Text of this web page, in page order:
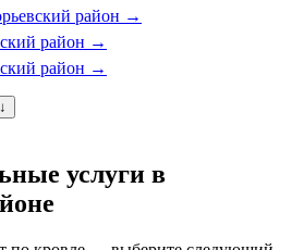
район →
район →
район →
↓
услуги в